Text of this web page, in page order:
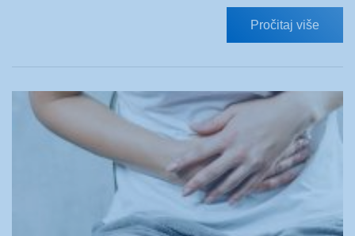
Pročitaj više